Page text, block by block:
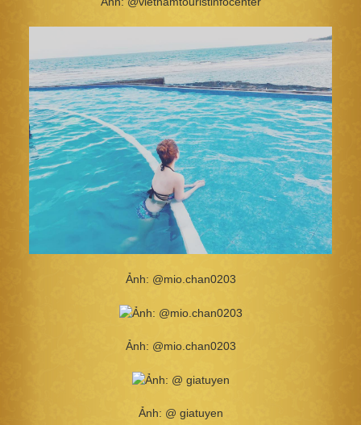
Ảnh: @mio.chan0203
Ảnh: @mio.chan0203
Ảnh: @ giatuyen